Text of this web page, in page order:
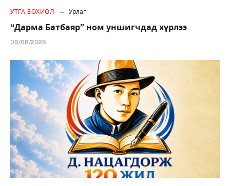
УТГА ЗОХИОЛ Урлаг
“Дарма Батбаяр” ном уншигчдад хүрлээ
06/08/2026